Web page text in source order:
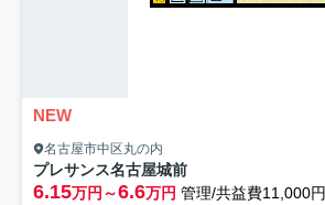
NEW
名古屋市中区丸の内
プレサンス名古屋城前
6.15万円～6.6万円 管理/共益費11,000円